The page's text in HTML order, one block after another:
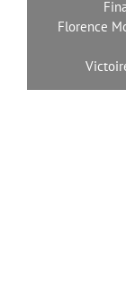
Florence